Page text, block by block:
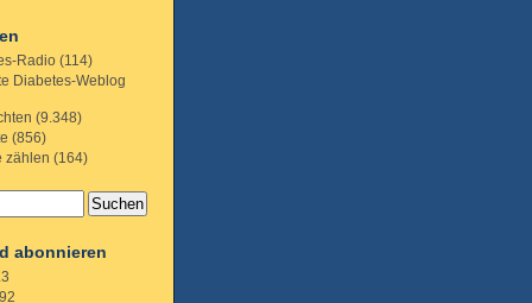
Radio (114)
Diabetes-Weblog
(9.348)
(856)
zählen (164)
abonnieren